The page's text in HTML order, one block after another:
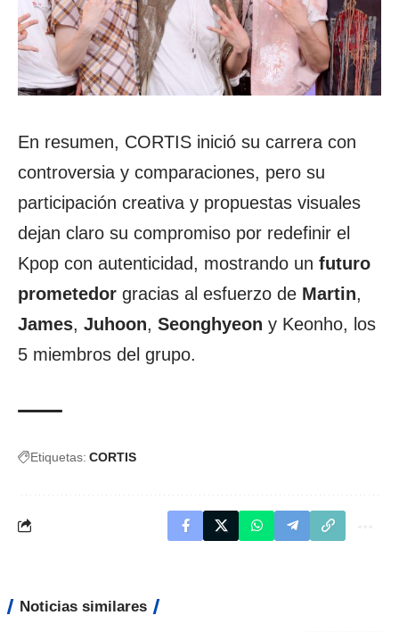
En resumen, CORTIS inició su carrera con
controversia y comparaciones, pero su
participación creativa y propuestas visuales
dejan claro su compromiso por redefinir el
Kpop con autenticidad, mostrando un futuro
prometedor gracias al esfuerzo de Martin,
James, Juhoon, Seonghyeon y Keonho, los
5 miembros del grupo.
Etiquetas: CORTIS
Noticias similares